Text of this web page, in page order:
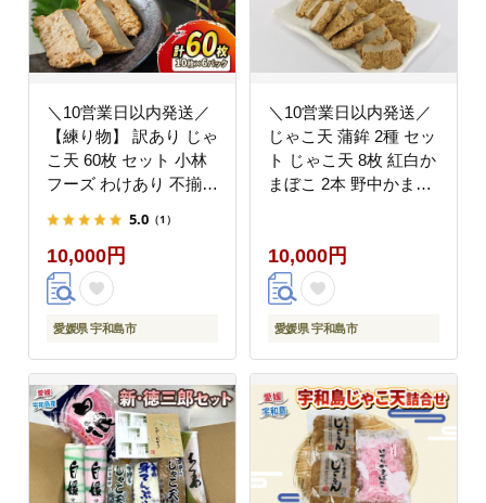
＼10営業日以内発送／
【練り物】 訳あり じゃ
こ天 60枚 セット 小林
フーズ わけあり 不揃い
5.0 （1）
10,000円
愛媛県 宇和島市
＼10営業日以内発送／
じゃこ天 蒲鉾 2種 セッ
ト じゃこ天 8枚 紅白か
まぼこ 2本 野中かまぼ
かまぼこ 天ぷら おかず
冷蔵 惣菜 フライ おで
ん だし 小分け 郷土料
理 酒 おつまみ 肴 特産
和島 C010-014001
10,000円
愛媛県 宇和島市